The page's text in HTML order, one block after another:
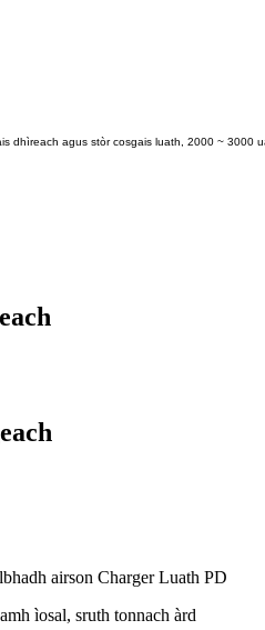
dhìreach agus stòr cosgais luath, 2000 ~ 3000
airson Charger Luath PD
ìosal, sruth tonnach àrd